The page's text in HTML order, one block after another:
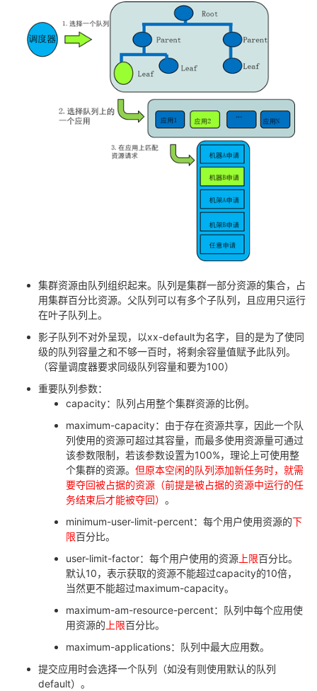
集群资源由队列组织起来。队列是集群一部分资源的集合，占
用集群百分比资源。父队列可以有多个子队列，且应用只运行
在叶子队列上。
影子队列不对外呈现，以xx-default为名字，目的是为了使同
级的队列容量之和不够一百时，将剩余容量值赋予此队列。
（容量调度器要求同级队列容量和要为100）
重要队列参数：
capacity：队列占用整个集群资源的比例。
maximum-capacity：由于存在资源共享，因此一个队
列使用的资源可超过其容量，而最多使用资源量可通过
该参数限制，若该参数设置为100%，理论上可使用整
个集群的资源。 但原本空闲的队列添加新任务时，就需
要夺回被占据的资源（前提是被占据的资源中运行的任
务结束后才能被夺回） 。
minimum-user-limit-percent：每个用户使用资源的下
限百分比。
user-limit-factor：每个用户使用的资源 上限百分比。
默认10，表示获取的资源不能超过capacity的10倍，
当然更不能超过maximum-capacity。
maximum-am-resource-percent：队列中每个应用使
用资源的 上限百分比。
maximum-applications：队列中最大应用数。
提交应用时会选择一个队列（如没有则使用默认的队列
default）。